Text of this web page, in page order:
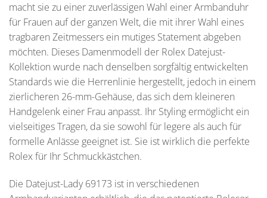
macht sie zu einer zuverlässigen Wahl einer Armbanduhr
für Frauen auf der ganzen Welt, die mit ihrer Wahl eines
tragbaren Zeitmessers ein mutiges Statement abgeben
möchten. Dieses Damenmodell der Rolex Datejust-
Kollektion wurde nach denselben sorgfältig entwickelten
Standards wie die Herrenlinie hergestellt, jedoch in einem
zierlicheren 26-mm-Gehäuse, das sich dem kleineren
Handgelenk einer Frau anpasst. Ihr Styling ermöglicht ein
vielseitiges Tragen, da sie sowohl für legere als auch für
formelle Anlässe geeignet ist. Sie ist wirklich die perfekte
Rolex für Ihr Schmuckkästchen.
Die Datejust-Lady 69173 ist in verschiedenen